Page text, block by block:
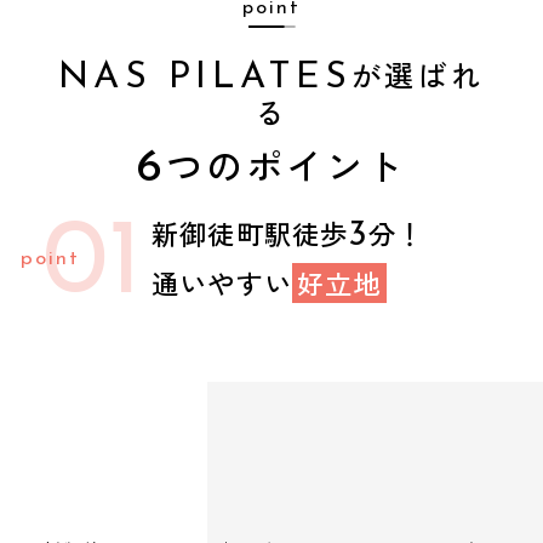
point
NAS PILATES が選ばれ
る
6つのポイント
01 新御徒町駅徒歩3分！
通いやすい 好立地